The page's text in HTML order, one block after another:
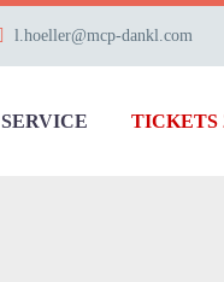
l.hoeller@mcp-dankl.com
SERVICE TICKETS